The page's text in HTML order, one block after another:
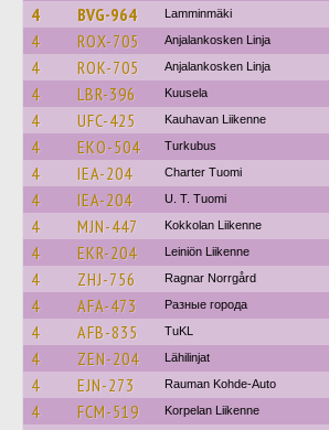
4 BVG-964 Lamminmäki
4 ROX-705 Anjalankosken Linja
4 ROK-705 Anjalankosken Linja
4 LBR-396 Kuusela
4 UFC-425 Kauhavan Liikenne
4 EKO-504 Turkubus
4 IEA-204 Charter Tuomi
4 IEA-204 U. T. Tuomi
4 MJN-447 Kokkolan Liikenne
4 EKR-204 Leiniön Liikenne
4 ZHJ-756 Ragnar Norrgård
4 AFA-473 Разные города
4 AFB-835 TuKL
4 ZEN-204 Lähilinjat
4 EJN-273 Rauman Kohde-Auto
4 FCM-519 Korpelan Liikenne